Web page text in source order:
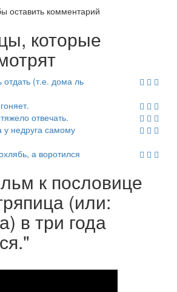
оставить комментарий
которые
(т.е. дома ль
отвечать.
у недруга самому
а воротился
к пословице
(или:
в три года